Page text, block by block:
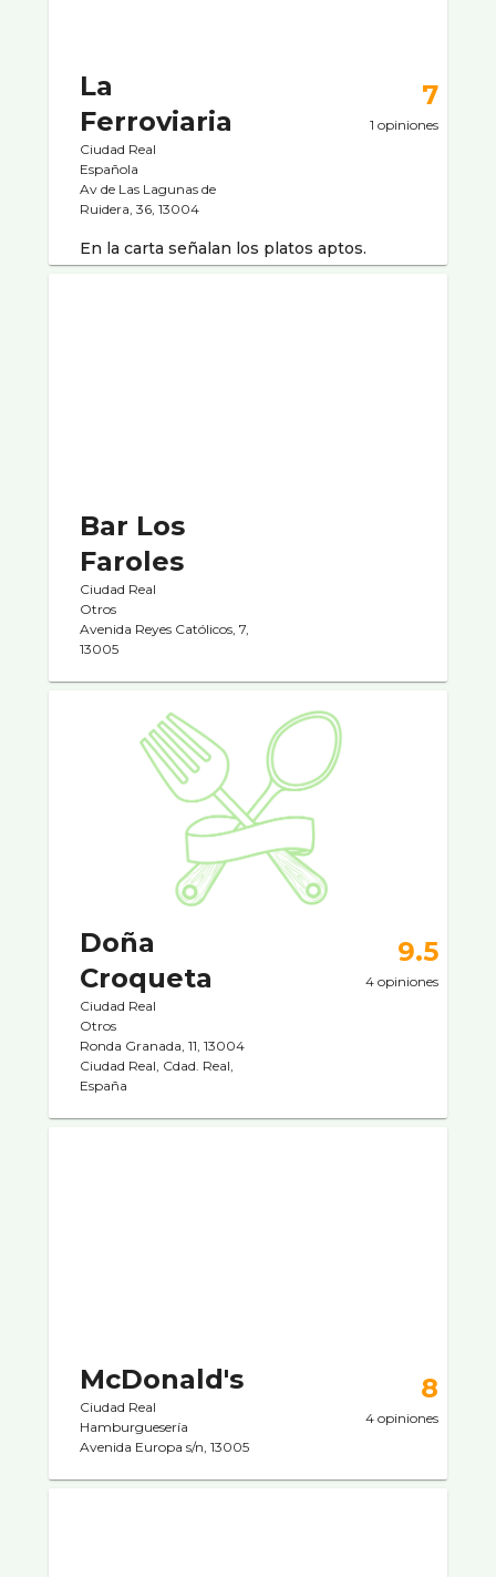
La
Ferroviaria
Ciudad Real
Española
Av de Las Lagunas de
Ruidera, 36, 13004
7
1 opiniones
En la carta señalan los platos aptos.
Bar Los
Faroles
Ciudad Real
Otros
Avenida Reyes Católicos, 7,
13005
Doña
Croqueta
Ciudad Real
Otros
Ronda Granada, 11, 13004
Ciudad Real, Cdad. Real,
España
9.5
4 opiniones
McDonald's
Ciudad Real
Hamburgueserí­a
Avenida Europa s/n, 13005
8
4 opiniones